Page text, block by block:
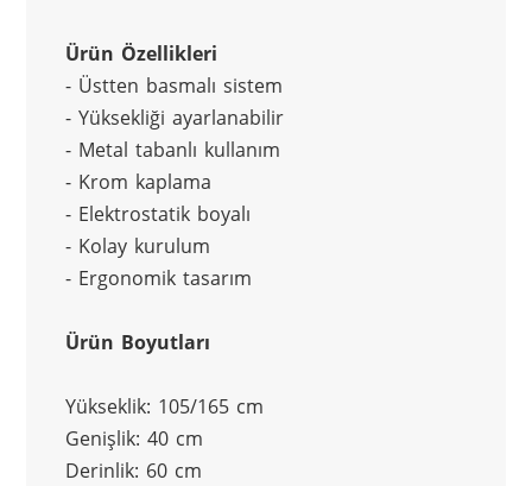
Ürün Özellikleri
- Üstten basmalı sistem
- Yüksekliği ayarlanabilir
- Metal tabanlı kullanım
- Krom kaplama
- Elektrostatik boyalı
- Kolay kurulum
- Ergonomik tasarım
Ürün Boyutları
Yükseklik: 105/165 cm
Genişlik: 40 cm
Derinlik: 60 cm